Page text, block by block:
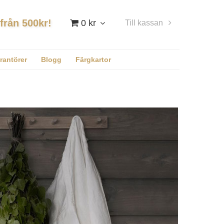
0 kr Till kassan
500kr!
Blogg Färgkartor